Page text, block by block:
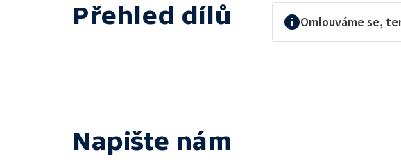
Přehled dílů Omlouváme se,
Napište nám